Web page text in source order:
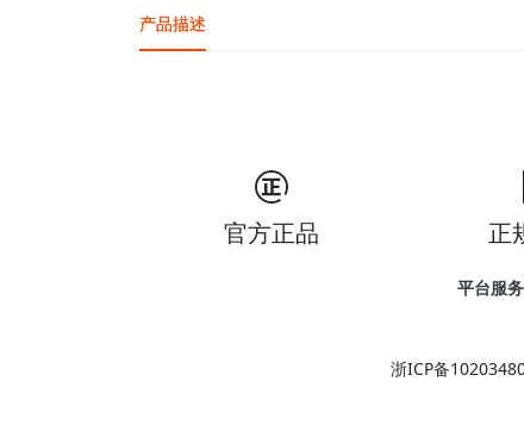
产品描述
官方正品 正
平台服务
浙ICP备